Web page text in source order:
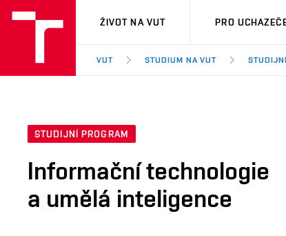
VUT
ŽIVOT NA VUT PRO
VUT STUDIUM NA VUT
STUDIJNÍ PROGRAM
Informační technologie
a umělá inteligence